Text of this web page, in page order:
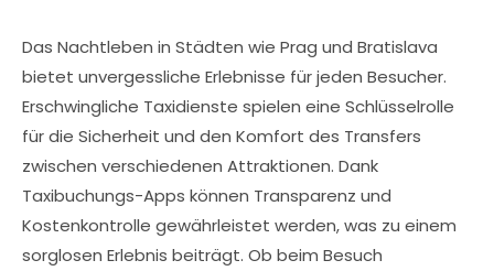
Das Nachtleben in Städten wie Prag und Bratislava
bietet unvergessliche Erlebnisse für jeden Besucher.
Erschwingliche Taxidienste spielen eine Schlüsselrolle
für die Sicherheit und den Komfort des Transfers
zwischen verschiedenen Attraktionen. Dank
Taxibuchungs-Apps können Transparenz und
Kostenkontrolle gewährleistet werden, was zu einem
sorglosen Erlebnis beiträgt. Ob beim Besuch